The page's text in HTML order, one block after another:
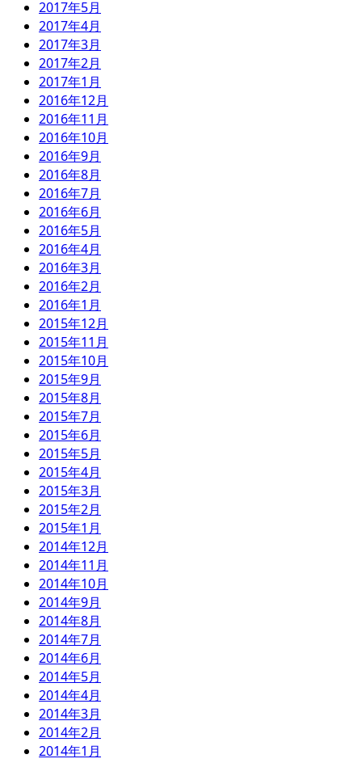
2017年5月
2017年4月
2017年3月
2017年2月
2017年1月
2016年12月
2016年11月
2016年10月
2016年9月
2016年8月
2016年7月
2016年6月
2016年5月
2016年4月
2016年3月
2016年2月
2016年1月
2015年12月
2015年11月
2015年10月
2015年9月
2015年8月
2015年7月
2015年6月
2015年5月
2015年4月
2015年3月
2015年2月
2015年1月
2014年12月
2014年11月
2014年10月
2014年9月
2014年8月
2014年7月
2014年6月
2014年5月
2014年4月
2014年3月
2014年2月
2014年1月